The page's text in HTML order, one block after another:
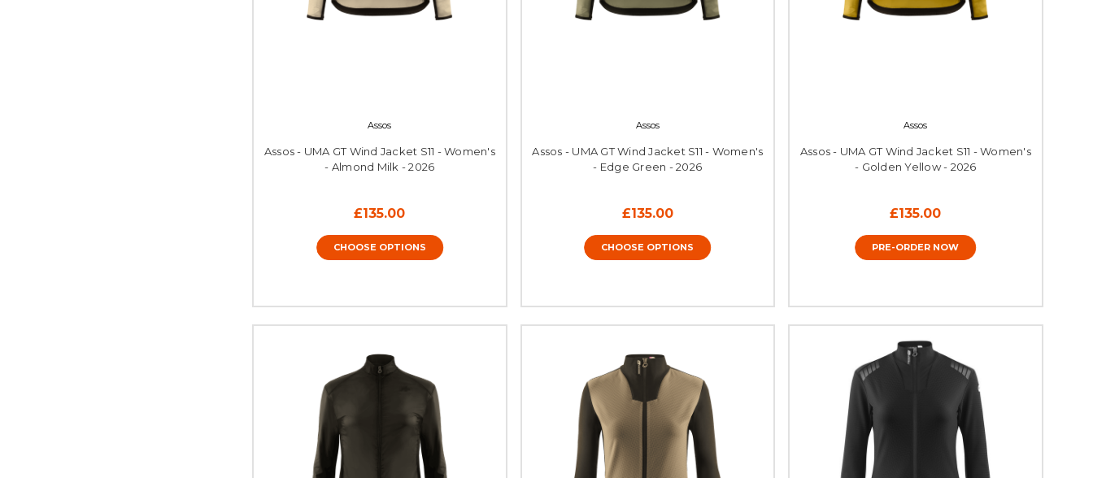
Assos
Assos - UMA GT Wind Jacket S11 - Women's
- Almond Milk - 2026
£135.00
CHOOSE OPTIONS
Assos
Assos - UMA GT Wind Jacket S11 - Women's
- Edge Green - 2026
£135.00
CHOOSE OPTIONS
Assos
Assos - UMA GT Wind Jacket S11 - Women's
- Golden Yellow - 2026
£135.00
PRE-ORDER NOW